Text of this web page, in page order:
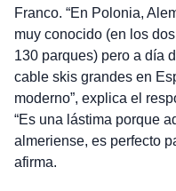
Franco. “En Polonia,
muy conocido (en los
130 parques) pero a día
cable skis grandes en
moderno”, explica el
“Es una lástima porque
almeriense, es perfecto
afirma.